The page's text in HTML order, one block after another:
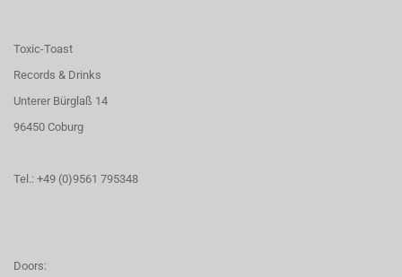
Toxic-Toast
Records & Drinks
Unterer Bürglaß 14
96450 Coburg
Tel.: +49 (0)9561 795348
Doors: